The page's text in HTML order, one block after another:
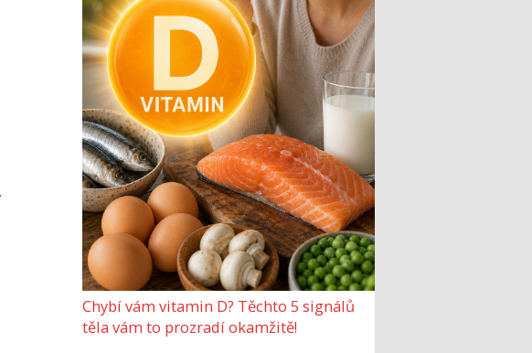
Chybí vám vitamin D? Těchto 5 signálů
těla vám to prozradí okamžitě!